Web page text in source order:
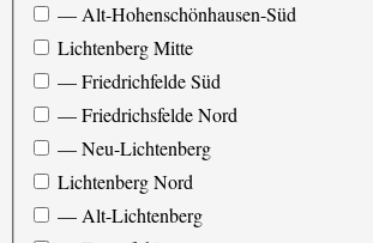
— Alt-Hohenschönhausen-Süd
Lichtenberg Mitte
— Friedrichfelde Süd
— Friedrichsfelde Nord
— Neu-Lichtenberg
Lichtenberg Nord
— Alt-Lichtenberg